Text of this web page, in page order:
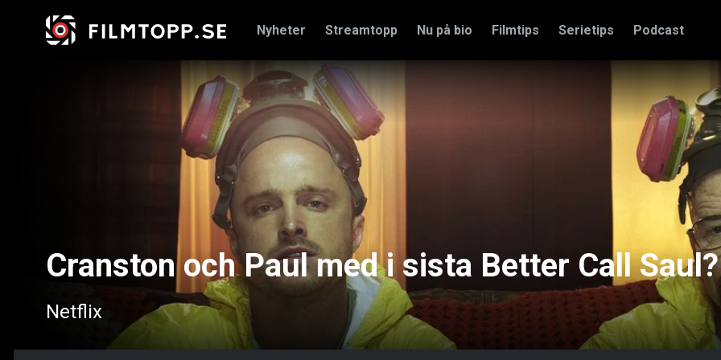
Nyheter Streamtopp Nu på bio Filmtips Serietips Podcast
Cranston och Paul med i sista Better Call Saul?
Netflix